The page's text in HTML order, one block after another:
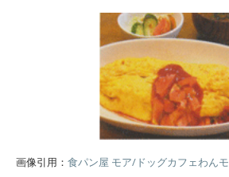
画像引用： 食パン屋 モア/ドッグカフェわん